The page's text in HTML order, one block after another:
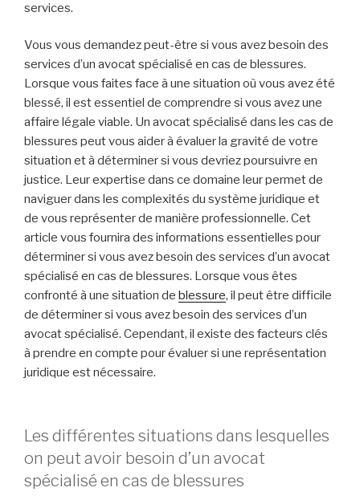
services.
Vous vous demandez peut-être si vous avez besoin des
services d’un avocat spécialisé en cas de blessures.
Lorsque vous faites face à une situation où vous avez été
blessé, il est essentiel de comprendre si vous avez une
affaire légale viable. Un avocat spécialisé dans les cas de
blessures peut vous aider à évaluer la gravité de votre
situation et à déterminer si vous devriez poursuivre en
justice. Leur expertise dans ce domaine leur permet de
naviguer dans les complexités du système juridique et
de vous représenter de manière professionnelle. Cet
article vous fournira des informations essentielles pour
déterminer si vous avez besoin des services d’un avocat
spécialisé en cas de blessures. Lorsque vous êtes
confronté à une situation de blessure, il peut être difficile
de déterminer si vous avez besoin des services d’un
avocat spécialisé. Cependant, il existe des facteurs clés
à prendre en compte pour évaluer si une représentation
juridique est nécessaire.
Les différentes situations dans lesquelles
on peut avoir besoin d’un avocat
spécialisé en cas de blessures